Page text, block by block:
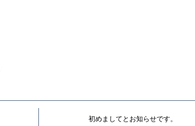
初めましてとお知らせです。